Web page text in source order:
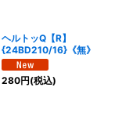
ヘルトッQ【R】
{24BD210/16}《無》
280円(税込)